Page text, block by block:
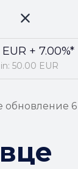
+ 7.00%*
50.00 EUR
обновление 6